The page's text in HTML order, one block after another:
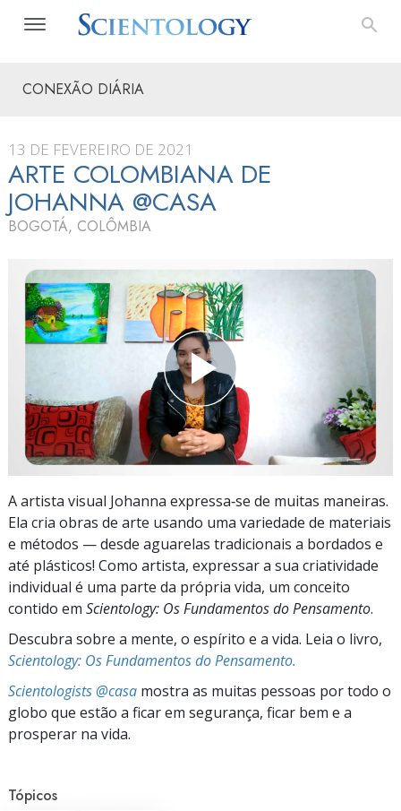
CONEXÃO DIÁRIA
13 DE FEVEREIRO DE 2021
ARTE COLOMBIANA DE
JOHANNA @CASA
BOGOTÁ, COLÔMBIA
A artista visual Johanna expressa‑se de muitas maneiras.
Ela cria obras de arte usando uma variedade de materiais
e métodos — desde aguarelas tradicionais a bordados e
até plásticos! Como artista, expressar a sua criatividade
individual é uma parte da própria vida, um conceito
contido em Scientology: Os Fundamentos do Pensamento.
Descubra sobre a mente, o espírito e a vida. Leia o livro,
Scientology: Os Fundamentos do Pensamento.
Scientologists @casa mostra as muitas pessoas por todo o
globo que estão a ficar em segurança, ficar bem e a
prosperar na vida.
Tópicos